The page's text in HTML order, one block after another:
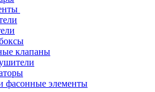
клапаны
фасонные элементы